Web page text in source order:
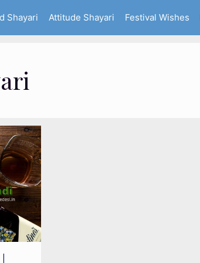
Shayari Attitude Shayari Festival Wishes